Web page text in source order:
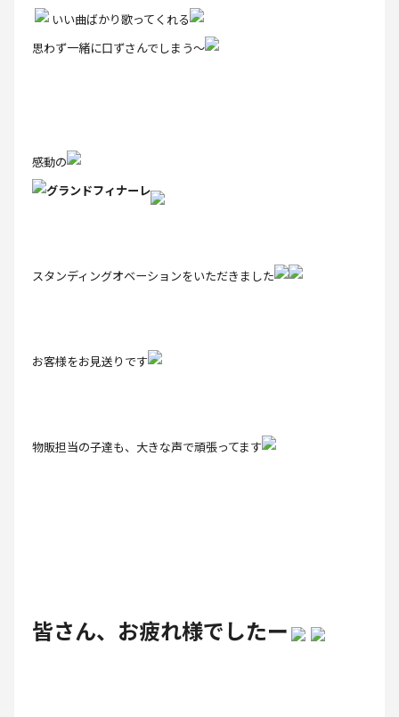
いい曲ばかり歌ってくれる
思わず一緒に口ずさんでしまう～
感動の
グランドフィナーレ
スタンディングオベーションをいただきました
お客様をお見送りです
物販担当の子達も、大きな声で頑張ってます
皆さん、お疲れ様でしたー